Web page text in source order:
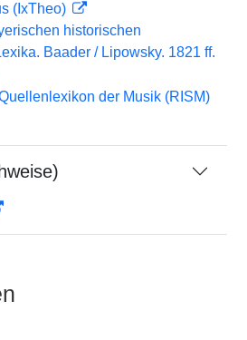
(IxTheo)
historischen
Baader / Lipowsky. 1821 ff.
der Musik (RISM)